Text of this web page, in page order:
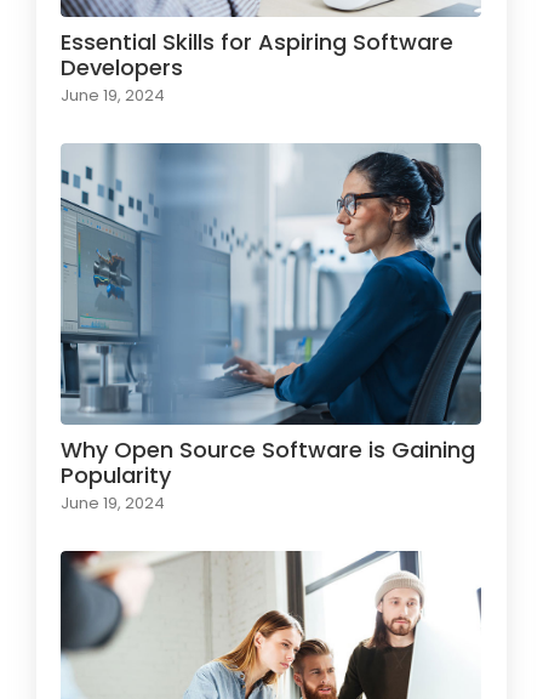
Essential Skills for Aspiring Software
Developers
June 19, 2024
Why Open Source Software is Gaining
Popularity
June 19, 2024